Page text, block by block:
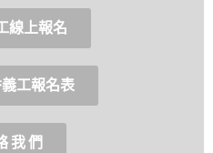
線上報名
工報名表
我 們